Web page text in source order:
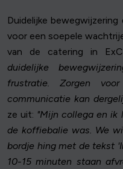
Duidelijke
voor een soepele
van de catering in
duidelijke
frustratie. Zorgen
communicatie kan
ze uit: "Mijn collega en
de koffiebalie was. We
bordje hing met de tekst
10-15 minuten staan